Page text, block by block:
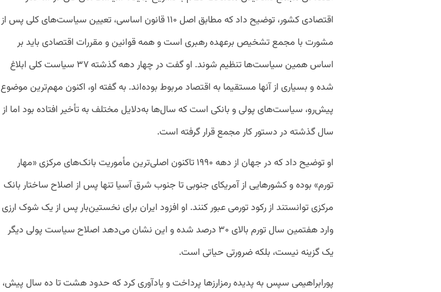
اقتصادی کشور، توضیح داد که مطابق اصل ۱۱۰ قانون اساسی، تعیین سیاست‌های کلی پس از
مشورت با مجمع تشخیص برعهده رهبری است و همه قوانین و مقررات اقتصادی باید بر
اساس همین سیاست‌ها تنظیم شوند. او گفت در چهار دهه گذشته ۳۷ سیاست کلی ابلاغ
شده و بسیاری از آنها مستقیما به اقتصاد مربوط بوده‌اند. به گفته او، اکنون مهم‌ترین موضوع
پیش‌رو، سیاست‌های پولی و بانکی است که سال‌ها به‌دلایل مختلف به تأخیر افتاده بود اما از
سال گذشته در دستور کار مجمع قرار گرفته است.
او توضیح داد که در جهان از دهه ۱۹۹۰ تاکنون اصلی‌ترین مأموریت بانک‌های مرکزی «مهار
تورم» بوده و کشورهایی از آمریکای جنوبی تا جنوب شرق آسیا تنها پس از اصلاح ساختار بانک
مرکزی توانستند از رکود تورمی عبور کنند. او افزود ایران برای نخستین‌بار پس از یک شوک ارزی
وارد هفتمین سال تورم بالای ۳۰ درصد شده و این نشان می‌دهد اصلاح سیاست پولی دیگر
یک گزینه نیست، بلکه ضرورتی حیاتی است.
پورابراهیمی سپس به پدیده رمزارزها پرداخت و یادآوری کرد که حدود هشت تا ده سال پیش،